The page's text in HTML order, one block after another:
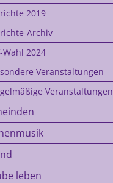
2019
Archiv
Wahl 2024
Veranstaltungen
Veranstaltungen
leben